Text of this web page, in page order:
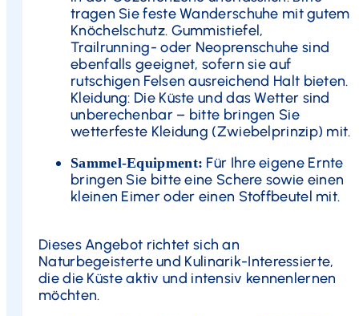
tragen Sie feste Wanderschuhe mit gutem
Knöchelschutz. Gummistiefel,
Trailrunning- oder Neoprenschuhe sind
ebenfalls geeignet, sofern sie auf
rutschigen Felsen ausreichend Halt bieten.
Kleidung: Die Küste und das Wetter sind
unberechenbar – bitte bringen Sie
wetterfeste Kleidung (Zwiebelprinzip) mit.
Sammel-Equipment: Für Ihre eigene Ernte
bringen Sie bitte eine Schere sowie einen
kleinen Eimer oder einen Stoffbeutel mit.
Dieses Angebot richtet sich an
Naturbegeisterte und Kulinarik-Interessierte,
die die Küste aktiv und intensiv kennenlernen
möchten.